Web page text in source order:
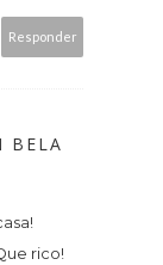
Responder
BELA
rico!